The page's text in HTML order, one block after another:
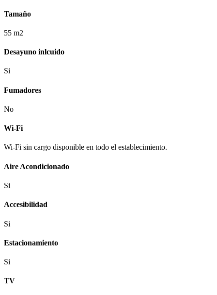
Tamaño
55 m2
Desayuno inlcuido
Si
Fumadores
No
Wi-Fi
Wi-Fi sin cargo disponible en todo el establecimiento.
Aire Acondicionado
Si
Accesibilidad
Si
Estacionamiento
Si
TV